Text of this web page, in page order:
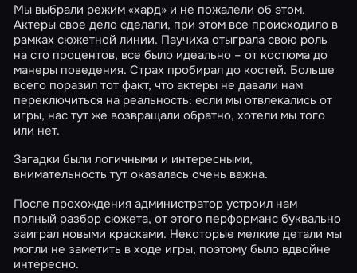
Мы выбрали режим «хард» и не пожалели об этом.
Актеры свое дело сделали, при этом все происходило в
рамках сюжетной линии. Паучиха отыграла свою роль
на сто процентов, все было идеально – от костюма до
манеры поведения. Страх пробирал до костей. Больше
всего поразил тот факт, что актеры не давали нам
переключиться на реальность: если мы отвлекались от
игры, нас тут же возвращали обратно, хотели мы того
или нет.
Загадки были логичными и интересными,
внимательность тут оказалась очень важна.
После прохождения администратор устроил нам
полный разбор сюжета, от этого перформанс буквально
заиграл новыми красками. Некоторые мелкие детали мы
могли не заметить в ходе игры, поэтому было вдвойне
интересно.